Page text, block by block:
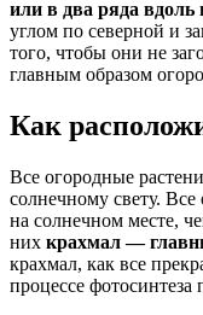
или в два ряда вдоль
углом по северной и
того, чтобы они не
главным образом
Как
Все огородные
солнечному свету.
на солнечном месте,
них крахмал —
крахмал, как все
процессе фотосинтеза